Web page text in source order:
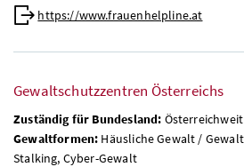
https://www.frauenhelpline.at
Gewaltschutzzentren Österreichs
Zuständig für Bundesland: Österreichweit
Gewaltformen: Häusliche Gewalt /
Stalking, Cyber-Gewalt